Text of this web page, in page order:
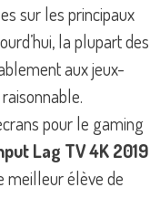
sur les principaux
la plupart des
aux jeux-
pour le gaming
Lag TV 4K 2019
meilleur élève de